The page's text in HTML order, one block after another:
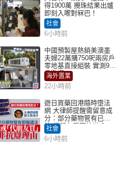
得1900萬 攪珠結果出爐
即刻入嚟對冧巴！
社會
6小時前
中國預製屋熱銷美澳墨
夫婦22萬購750呎兩房戶
零地基直接組裝 實測9個
月激讚
海外置業
22小時前
遊日買藥回港隨時墮法
網 大律師提醒需留意成
分：部分藥物管有已違
法 代朋友買可抗辯？
社會
6小時前